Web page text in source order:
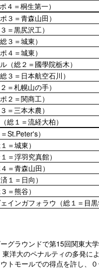
４＝桐生第一）
３＝青森山田）
＝黒尻沢工）
３＝城東）
４＝城東）
（総２＝國學院栃木）
３＝日本航空石川）
＝札幌山の手）
２＝関商工）
＝三本木農）
総１＝流経大柏）
St.Peter's）
＝城東）
＝浮羽究真館）
＝青森山田）
１＝日向）
＝熊谷）
インガフォラウ（総１＝目黒
グラウンドで第15回関東大
洋大のペナルティの多発に
トモールでの得点を許し、０